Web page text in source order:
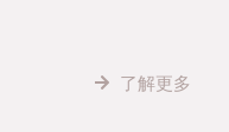
了解更多